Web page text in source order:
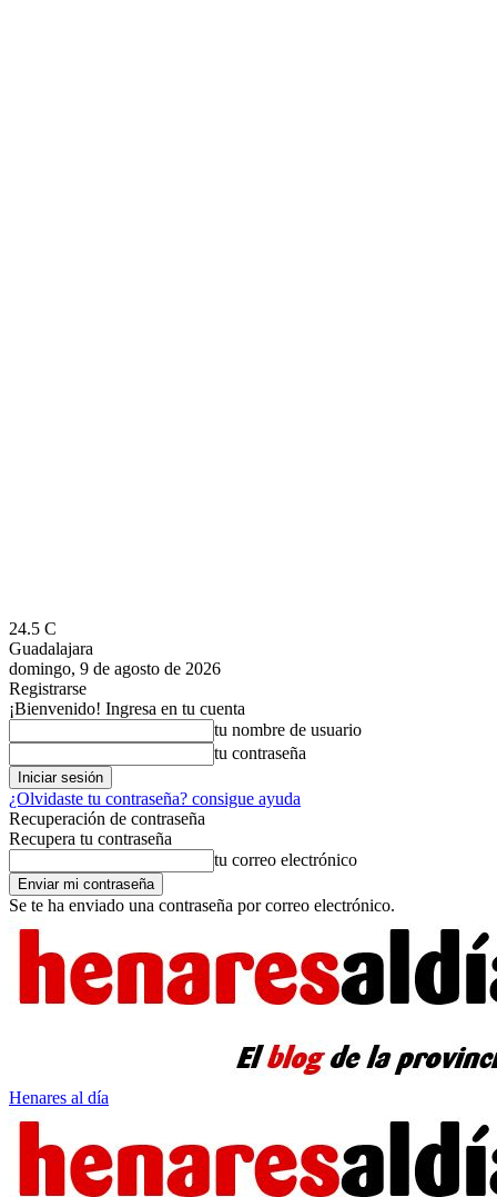
24.5 C
Guadalajara
domingo, 9 de agosto de 2026
Registrarse
¡Bienvenido! Ingresa en tu cuenta
tu nombre de usuario
tu contraseña
¿Olvidaste tu contraseña? consigue ayuda
Recuperación de contraseña
Recupera tu contraseña
tu correo electrónico
Se te ha enviado una contraseña por correo electrónico.
Henares al día